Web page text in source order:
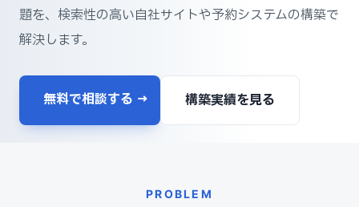
題を、検索性の高い自社サイトや予約システムの構築で
解決します。
無料で相談する → 構築実績を見る
PROBLEM